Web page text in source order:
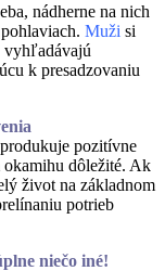
nádherne na nich
Muži si
vyhľadávajú
k presadzovaniu
pozitívne
okamihu dôležité. Ak
život na základnom
potrieb
niečo iné!